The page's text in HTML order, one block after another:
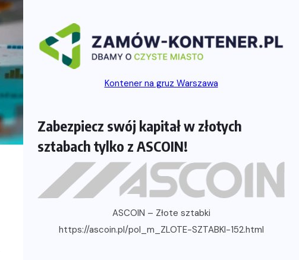
Kontener na gruz Warszawa
Zabezpiecz swój kapitał w złotych
sztabach tylko z ASCOIN!
ASCOIN – Złote sztabki
https://ascoin.pl/pol_m_ZLOTE-SZTABKI-152.html